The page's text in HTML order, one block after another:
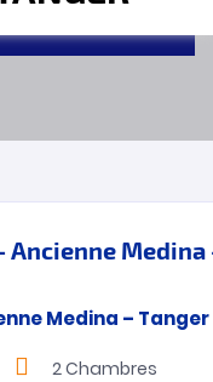
Medina
2Chambres